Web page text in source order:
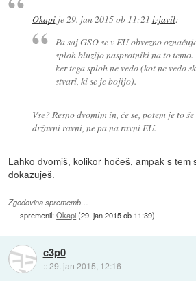
Okapije29. jan 2015 ob 11:21 izjavil:
Pa saj GSO se v EU obvezno
sploh bluzijo nasprotniki na to temo.
ker tega sploh ne vedo (kot ne vedo
stvari, ki se je bojijo).
Vse? Resno dvomim in, če se, potem je to
državni ravni, ne pa na ravni EU.
Lahko dvomiš, kolikor hočeš, ampak s tem
dokazuješ.
Zgodovina sprememb…
spremenil:Okapi(29. jan 2015 ob 11:39)
c3p0
::29. jan 2015, 12:16